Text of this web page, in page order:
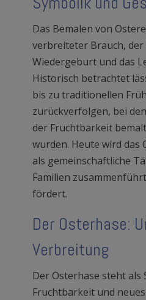
Das Bemalen von
verbreiteter Brauch,
Wiedergeburt und das
Historisch betrachtet
bis zu traditionellen
zurückverfolgen, bei
der Fruchtbarkeit
wurden. Heute wird
als gemeinschaftliche
Familien
fördert.
Der Osterhase:
Verbreitung
Der Osterhase steht als
Fruchtbarkeit und